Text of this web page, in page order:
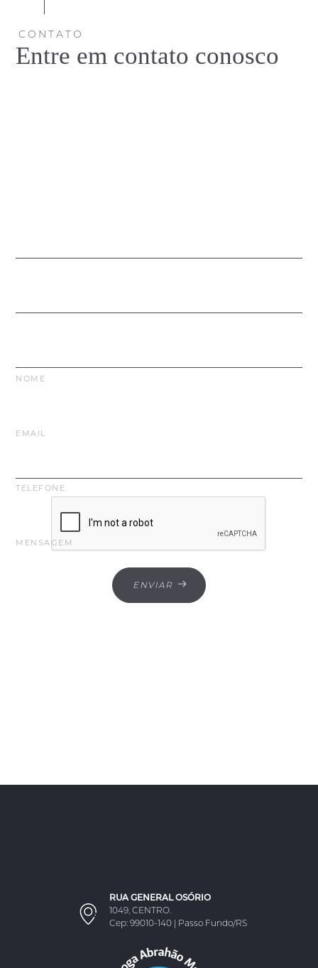
CONTATO
Entre em contato conosco
NOME
EMAIL
TELEFONE
MENSAGEM
ENVIAR
RUA GENERAL OSÓRIO
1049, CENTRO.
Cep: 99010-140 | Passo Fundo/RS